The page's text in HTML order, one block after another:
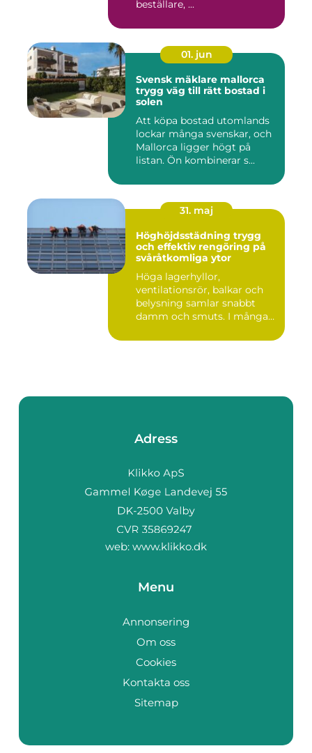
beställare, ...
01. jun
Svensk mäklare mallorca
trygg väg till rätt bostad i
solen
Att köpa bostad utomlands
lockar många svenskar, och
Mallorca ligger högt på
listan. Ön kombinerar s...
31. maj
Höghöjdsstädning trygg
och effektiv rengöring på
svåråtkomliga ytor
Höga lagerhyllor,
ventilationsrör, balkar och
belysning samlar snabbt
damm och smuts. I många
Adress
web: www.klikko.dk
Menu
Annonsering
Om oss
Cookies
Kontakta oss
Sitemap